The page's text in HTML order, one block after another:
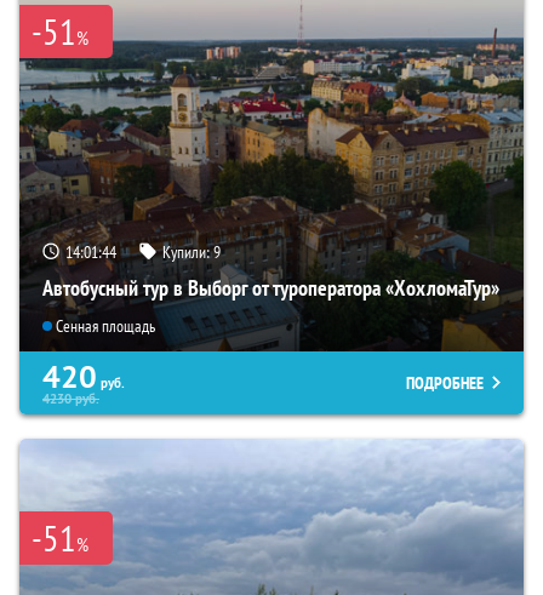
-51%
14:01:43 Купили:9
Автобусный тур в Выборг от туроператора «ХохломаТур»
Сенная площадь
420 руб.
4230руб.
ПОДРОБНЕЕ
-51%